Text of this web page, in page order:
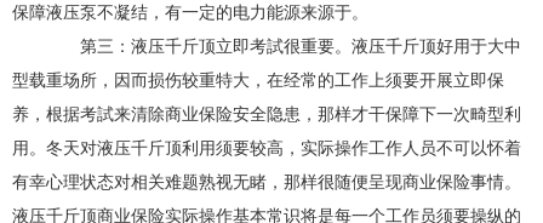
保障液压泵不凝结，有一定的电力能源来源于。
第三：液压千斤顶立即考試很重要。液压千斤顶好用于大中
型载重场所，因而损伤较重特大，在经常的工作上须要开展立即保
养，根据考試来清除商业保险安全隐患，那样才干保障下一次畸型利
用。冬天对液压千斤顶利用须要较高，实际操作工作人员不可以怀着
有幸心理状态对相关难题熟视无睹，那样很随便呈现商业保险事情。
液压千斤顶商业保险实际操作基本常识将是每一个工作员须要操纵的